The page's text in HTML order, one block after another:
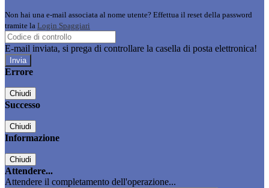
Non hai una e-mail associata al nome utente? Effettua il reset della password
tramite la Login Spaggiari
E-mail inviata, si prega di controllare la casella di posta elettronica!
Errore
Chiudi
Successo
Chiudi
Informazione
Chiudi
Attendere...
Attendere il completamento dell'operazione...